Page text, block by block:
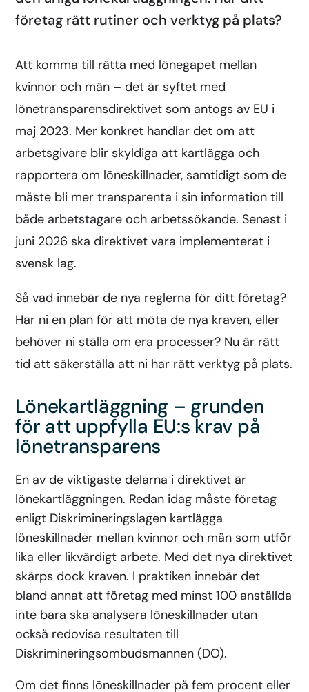
företag rätt rutiner och verktyg på plats?
Att komma till rätta med lönegapet mellan
kvinnor och män – det är syftet med
lönetransparensdirektivet som antogs av EU i
maj 2023. Mer konkret handlar det om att
arbetsgivare blir skyldiga att kartlägga och
rapportera om löneskillnader, samtidigt som de
måste bli mer transparenta i sin information till
både arbetstagare och arbetssökande. Senast i
juni 2026 ska direktivet vara implementerat i
svensk lag.
Så vad innebär de nya reglerna för ditt företag?
Har ni en plan för att möta de nya kraven, eller
behöver ni ställa om era processer? Nu är rätt
tid att säkerställa att ni har rätt verktyg på plats.
Lönekartläggning – grunden
för att uppfylla EU:s krav på
lönetransparens
En av de viktigaste delarna i direktivet är
lönekartläggningen. Redan idag måste företag
enligt Diskrimineringslagen kartlägga
löneskillnader mellan kvinnor och män som utför
lika eller likvärdigt arbete. Med det nya direktivet
skärps dock kraven. I praktiken innebär det
bland annat att företag med minst 100 anställda
inte bara ska analysera löneskillnader utan
också redovisa resultaten till
Diskrimineringsombudsmannen (DO).
Om det finns löneskillnader på fem procent eller